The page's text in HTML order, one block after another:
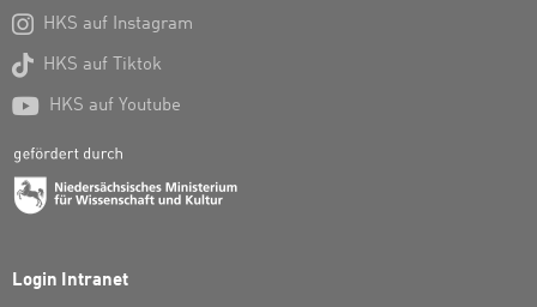
 HKS auf Instagram
 HKS auf Tiktok
 HKS auf Youtube
Login Intranet